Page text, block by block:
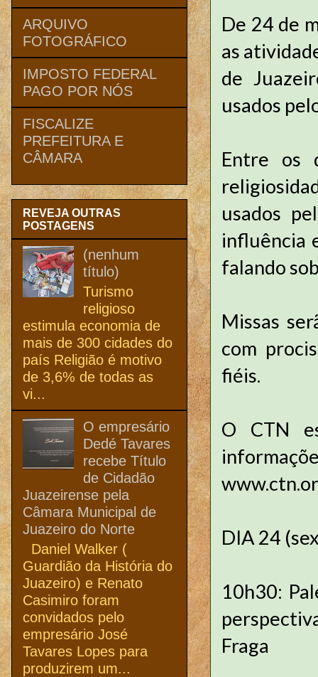
De 24 de
as
de
usados
Entre os
usados
influência
falando
Missas
com
fiéis.
O CTN
DIA 24
10h30:
Fraga
ARQUIVO
FOTOGRÁFICO
IMPOSTO FEDERAL
PAGO POR NÓS
FISCALIZE
PREFEITURA E
CÂMARA
REVEJA OUTRAS
POSTAGENS
(nenhum
título)
Turismo
religioso
estimula economia de
mais de 300 cidades do
país Religião é motivo
de 3,6% de todas as
vi...
O empresário
Dedé Tavares
recebe Título
de Cidadão
Juazeirense pela
Câmara Municipal de
Juazeiro do Norte
Daniel Walker (
Guardião da História do
Juazeiro) e Renato
Casimiro foram
convidados pelo
empresário José
Tavares Lopes para
produzirem um...